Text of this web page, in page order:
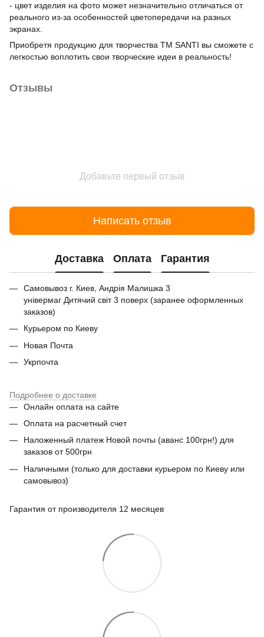
- цвет изделия на фото может незначительно отличаться от
реального из-за особенностей цветопередачи на разных
экранах.
Приобретя продукцию для творчества ТМ SANTI вы сможете с
легкостью воплотить свои творческие идеи в реальность!
Отзывы
Добавьте первый отзыв
Написать отзыв
Доставка Оплата Гарантия
Самовывоз г. Киев, Андрія Малишка 3
універмаг Дитячий світ 3 поверх (заранее оформленных
заказов)
Курьером по Киеву
Новая Почта
Укрпочта
Подробнее о доставке
Онлайн оплата на сайте
Оплата на расчетный счет
Наложенный платеж Новой почты (аванс 100грн!) для
заказов от 500грн
Наличными (только для доставки курьером по Киеву или
самовывоз)
Гарантия от производителя 12 месяцев